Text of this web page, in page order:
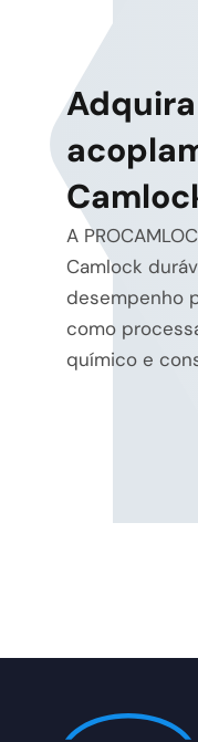
A
Camlock
desempenho
como
químico e